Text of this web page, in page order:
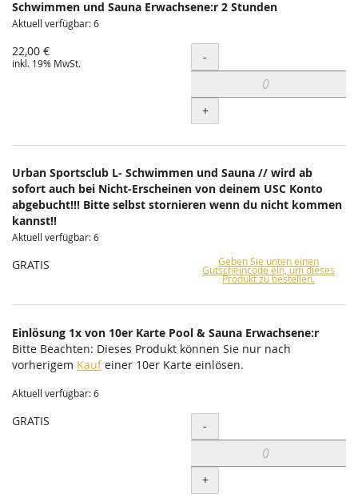
Schwimmen und Sauna Erwachsene:r 2 Stunden
Aktuell verfügbar: 6
22,00 €
inkl. 19% MwSt. Menge
-
+
Urban Sportsclub L- Schwimmen und Sauna // wird ab
sofort auch bei Nicht-Erscheinen von deinem USC Konto
abgebucht!!! Bitte selbst stornieren wenn du nicht kommen
kannst!!
Aktuell verfügbar: 6
GRATIS Geben Sie unten einen
Gutscheincode ein, um dieses
Produkt zu bestellen.
Einlösung 1x von 10er Karte Pool & Sauna Erwachsene:r
Bitte Beachten: Dieses Produkt können Sie nur nach
vorherigem Kaufeiner 10er Karte einlösen.
Aktuell verfügbar: 6
GRATIS Menge
-
+